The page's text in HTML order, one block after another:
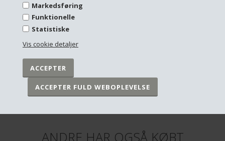
Markedsføring
Funktionelle
Statistiske
Vis cookie detaljer
DKK 249,00
På lager
DKK 249,00
På lager
ANDRE HAR OGSÅ KØBT